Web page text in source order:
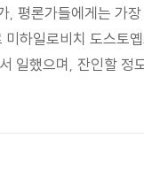
평론가들에게는 가
하일로비치 도스토
일했으며, 잔인할 정